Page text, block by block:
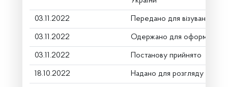
03.11.2022 Передано для візування в
03.11.2022 Одержано для оформлення
03.11.2022 Постанову прийнято
18.10.2022 Надано для розгляду